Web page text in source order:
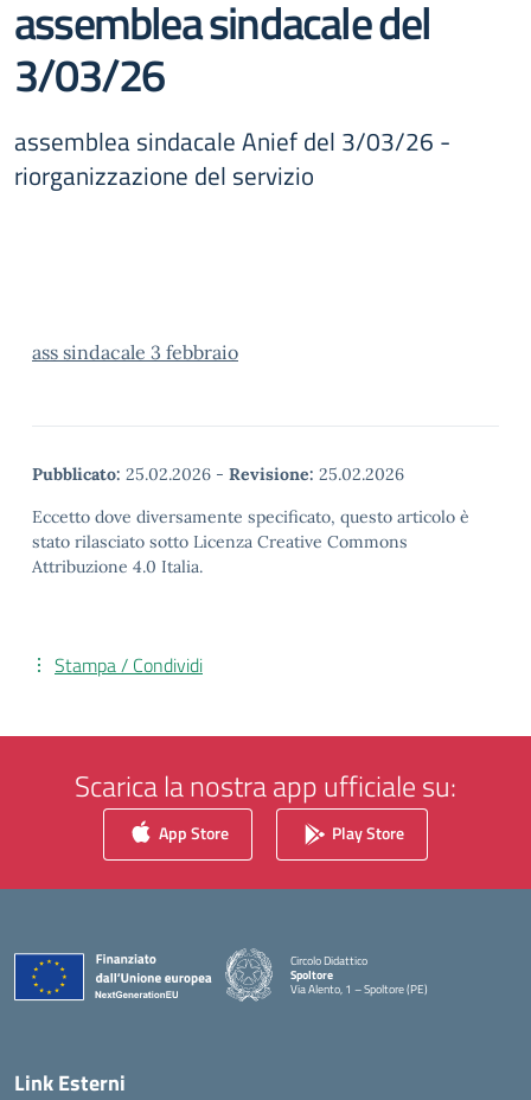
assemblea sindacale del
3/03/26
assemblea sindacale Anief del 3/03/26 -
riorganizzazione del servizio
ass sindacale 3 febbraio
Pubblicato: 25.02.2026 - Revisione: 25.02.2026
Eccetto dove diversamente specificato, questo articolo è
stato rilasciato sotto Licenza Creative Commons
Attribuzione 4.0 Italia.
Stampa / Condividi
Scarica la nostra app ufficiale su:
App Store Play Store
Circolo Didattico
Spoltore
Via Alento, 1 – Spoltore (PE)
— Visita la pagina iniziale della scuola
Link Esterni